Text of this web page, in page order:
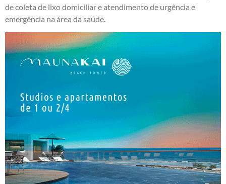
de coleta de lixo domiciliar e atendimento de urgência e
emergência na área da saúde.